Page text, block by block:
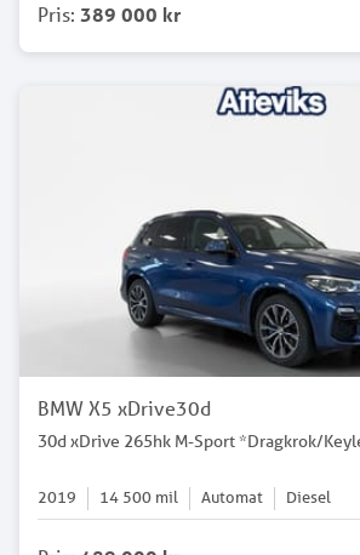
Pris: 389 000 kr
BMW X5 xDrive30d
30d xDrive 265hk M-Sport *Dragkrok/
2019 14 500 mil Automat Diesel